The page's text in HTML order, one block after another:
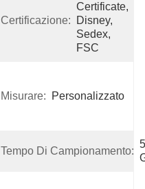
Certificazione:
Certificate,
Disney,
Sedex,
FSC
Misurare: Personalizzato
Tempo Di Campionamento: